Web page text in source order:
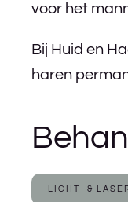
voor het
Bij Huid en
haren
LICHT- &